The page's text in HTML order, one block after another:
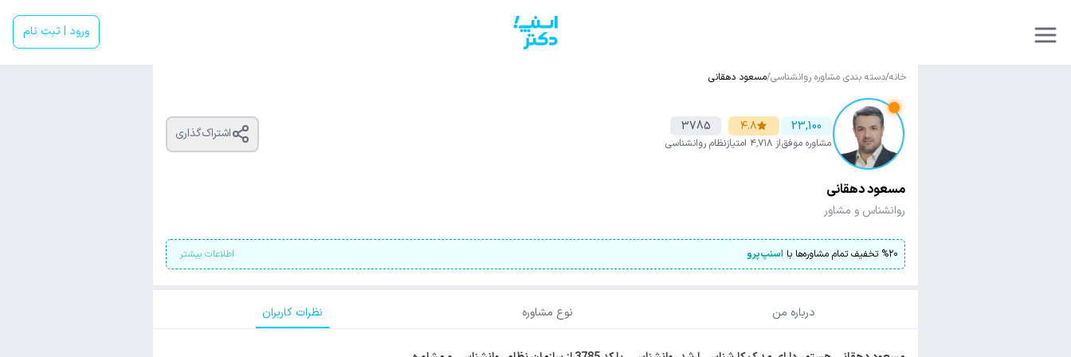
ورود | ثبت نام
خانه/دسته بندی مشاوره روانشناسی/مسعود دهقانی
23,100
مشاوره موفق
۴.۸
از ۴٬۷۱۸ امتیاز
3785
نظام روانشناسی
اشتراک‌گذاری
مسعود دهقانی
روانشناس و مشاور
%۲۰ تخفیف تمام مشاوره‌ها با اسنپ‌پرو اطلاعات بیشتر
درباره من نوع مشاوره نظرات کاربران